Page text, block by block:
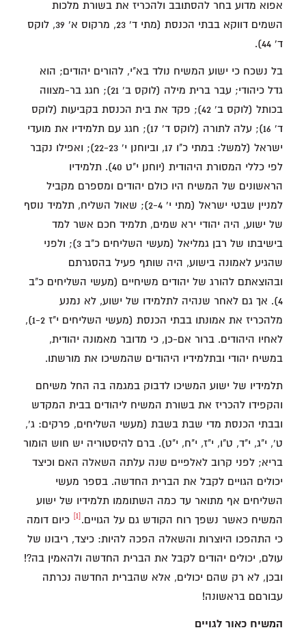
אפוא מדוע בחר להסתובב ולהכריז את בשורת מלכות
השמים דווקא בבתי הכנסת (מתי ד' 23, מרקוס א' 39, לוקס
ד' 44).
בל נשכח כי ישוע המשיח נולד בא"י, להורים יהודים; הוא
גדל כיהודי; עבר ברית מילה (לוקס ב' 21); חגג בר-מצווה
בכותל (לוקס ב' 42); פקד את בית הכנסת בקביעות (לוקס
ד' 16); עלה לתורה (לוקס ד' 17); חגג עם תלמידיו את מועדי
ישראל (למשל: במתי כ"ו 17, וביוחנן י' 22-23); ואפילו נקבר
לפי כללי המסורת היהודית (יוחנן י"ט 40). תלמידיו
הראשונים של המשיח היו כולם יהודים ומספרם מקביל
למניין שבטי ישראל (מתי י' 2-4); שאול השליח, תלמיד נוסף
של ישוע, היה יהודי ירא שמים, תלמיד חכם אשר למד
בישיבתו של רבן גמליאל (מעשי השליחים כ"ב 3); ולפני
שהגיע לאמונה בישוע, היה שותף פעיל בהסגרתם
ובהוצאתם להורג של יהודים משיחיים (מעשי השליחים כ"ב
4). אך גם לאחר שנהיה לתלמידו של ישוע, לא נמנע
מלהכריז את אמונתו בבתי הכנסת (מעשי השליחים י"ז 1-2),
לאחיו היהודים. ברור אם-כן, כי מדובר מאמונה יהודית,
במשיח יהודי ובתלמידיו היהודים שהמשיכו את מורשתו.
תלמידיו של ישוע המשיכו לדבוק במגמה בה החל משיחם
והקפידו להכריז את בשורת המשיח ליהודים בבית המקדש
ובבתי הכנסת מדי שבת בשבת (מעשי השליחים, פרקים: ג',
ט', י"ג, י"ד, ט"ו, י"ז, י"ח, י"ט). ברם להיסטוריה יש חוש הומור
בריא; לפני קרוב לאלפיים שנה עלתה השאלה האם וכיצד
יכולים הגויים לקבל את הברית החדשה. בספר מעשי
השליחים אף מתואר עד כמה השתוממו תלמידיו של ישוע
המשיח כאשר נשפך רוח הקודש גם על הגויים. [1]
כיום דומה
כי התהפכו היוצרות והשאלה הפכה להיות: כיצד, ריבונו של
עולם, יכולים יהודים לקבל את הברית החדשה ולהאמין בה?!
ובכן, לא רק שהם יכולים, אלא שהברית החדשה נכרתה
עבורםם בראשונה!
המשיח כאור לגויים